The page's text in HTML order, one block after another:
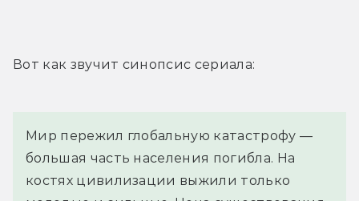
Вот как звучит синопсис сериала:
Мир пережил глобальную катастрофу —
большая часть населения погибла. На
костях цивилизации выжили только